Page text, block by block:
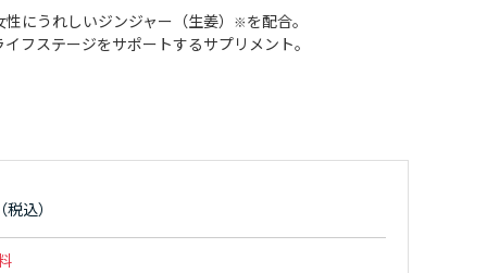
にうれしいジンジャー（生姜） ※を配合。
フステージをサポートするサプリメント。